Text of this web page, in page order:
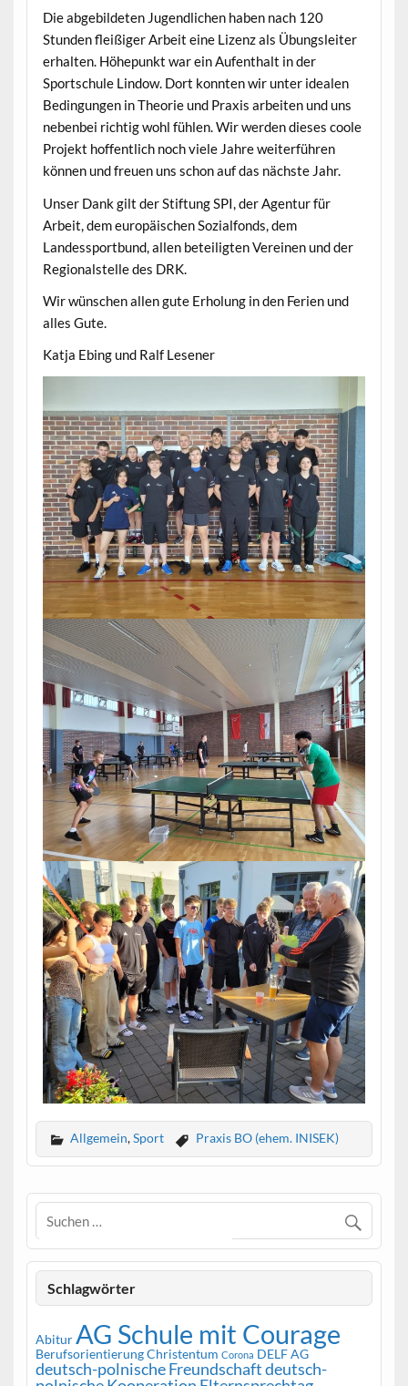
Die abgebildeten Jugendlichen haben nach 120
Stunden fleißiger Arbeit eine Lizenz als Übungsleiter
erhalten. Höhepunkt war ein Aufenthalt in der
Sportschule Lindow. Dort konnten wir unter idealen
Bedingungen in Theorie und Praxis arbeiten und uns
nebenbei richtig wohl fühlen. Wir werden dieses coole
Projekt hoffentlich noch viele Jahre weiterführen
können und freuen uns schon auf das nächste Jahr.
Unser Dank gilt der Stiftung SPI, der Agentur für
Arbeit, dem europäischen Sozialfonds, dem
Landessportbund, allen beteiligten Vereinen und der
Regionalstelle des DRK.
Wir wünschen allen gute Erholung in den Ferien und
alles Gute.
Katja Ebing und Ralf Lesener
Allgemein,Sport Praxis BO (ehem. INISEK)
Schlagwörter
Abitur AG Schule mit Courage
BerufsorientierungChristentum Corona DELF AG
deutsch-polnische Freundschaftdeutsch-